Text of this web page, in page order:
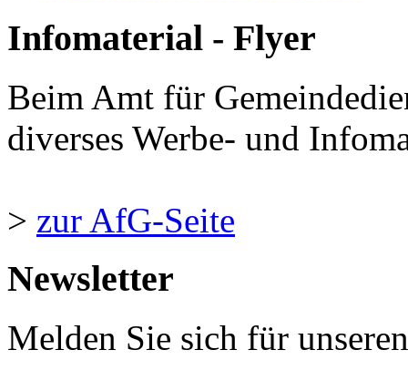
Infomaterial - Flyer
Beim Amt für
diverses Werbe- und
> zur AfG-Seite
Newsletter
Melden Sie sich für